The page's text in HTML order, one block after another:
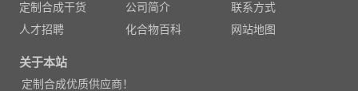
定制合成干货 公司简介
联系方式
人才招聘
化合物百科 网站地图
关于本站
定制合成优质供应商！